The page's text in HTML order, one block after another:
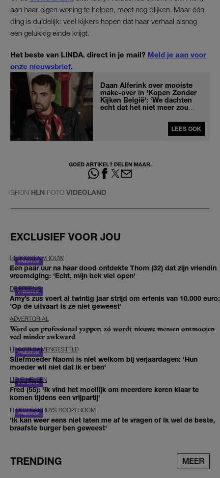
aan haar eigen woning te helpen, moet nog blijken. Maar één
ding is duidelijk: veel kijkers hopen dat haar verhaal alsnog
een gelukkig einde krijgt.
Het beste van LINDA. direct in je mail? Meld je aan voor
onze nieuwsbrief.
Daan Alferink over mooiste
make-over in 'Kopen Zonder
Kijken België': ‘We dachten
echt dat het niet meer zou
LEES OOK
GOED ARTIKEL? DELEN MAAR.
BRON HLN FOTO VIDEOLAND
EXCLUSIEF VOOR JOU
BEDROGEN VROUW
Een paar uur na haar dood ontdekte Thom (32) dat zijn vriendin
vreemdging: 'Echt, mijn bek viel open'
DE ERFENIS
Amy’s zus voert al twintig jaar strijd om erfenis van 10.000 euro:
'Op de uitvaart is ze niet geweest'
ADVERTORIAL
Word een professional yapper: zó wordt nieuwe mensen ontmoeten
veel minder awkward
LEKKER SAMENGESTELD
Stiefmoeder Naomi is niet welkom bij verjaardagen: 'Hun
moeder wil niet dat ik er ben'
LIEVE HELEEN
Fred (55): 'Ik vind het moeilijk om meerdere keren klaar te
komen tijdens een vrijpartij'
FLOOR BAKHUYS ROOZEBOOM
'Ik kan weer eens niet laten me af te vragen of ik wel de beste,
braafste burger ben geweest'
TRENDING MEER